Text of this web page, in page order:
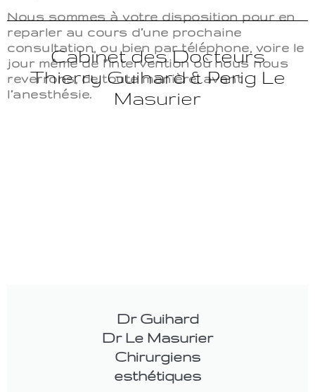
Nous sommes à votre disposition pour en
reparler au cours d’une prochaine
consultation, ou bien par téléphone, voire le
jour même de l’intervention où nous nous
reverrons, de toute manière, avant
l’anesthésie.
Cabinet des Docteurs
Thierry Guihard & Perig Le
Masurier
Dr Guihard
Dr Le Masurier
Chirurgiens
esthétiques